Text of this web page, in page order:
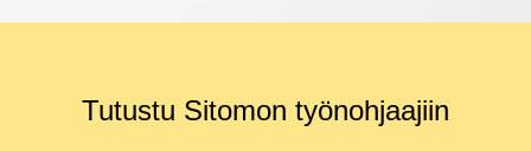
Tutustu Sitomon työnohjaajiin